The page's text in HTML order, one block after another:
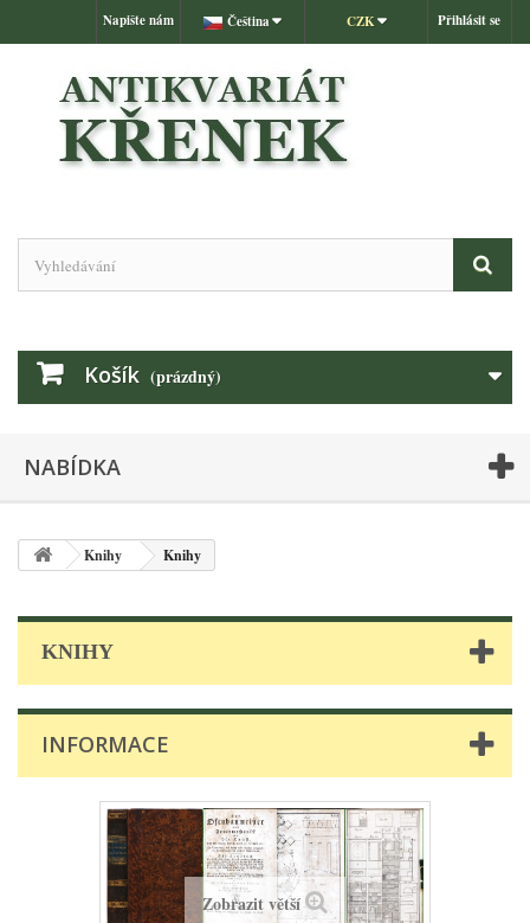
Přihlásit se
CZK
Čeština
Napište nám
Košík (prázdný)
NABÍDKA
Knihy Knihy
KNIHY
INFORMACE
Zobrazit větší